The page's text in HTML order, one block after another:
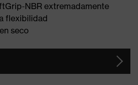
NBR extremadamente
flexibilidad
seco